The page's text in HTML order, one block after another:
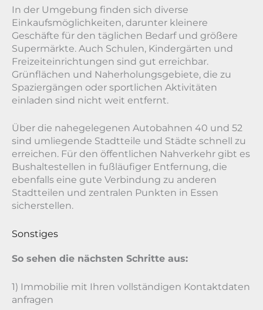
In der Umgebung finden sich diverse
Einkaufsmöglichkeiten, darunter kleinere
Geschäfte für den täglichen Bedarf und größere
Supermärkte. Auch Schulen, Kindergärten und
Freizeiteinrichtungen sind gut erreichbar.
Grünflächen und Naherholungsgebiete, die zu
Spaziergängen oder sportlichen Aktivitäten
einladen sind nicht weit entfernt.
Über die nahegelegenen Autobahnen 40 und 52
sind umliegende Stadtteile und Städte schnell zu
erreichen. Für den öffentlichen Nahverkehr gibt es
Bushaltestellen in fußläufiger Entfernung, die
ebenfalls eine gute Verbindung zu anderen
Stadtteilen und zentralen Punkten in Essen
sicherstellen.
Sonstiges
So sehen die nächsten Schritte aus:
1) Immobilie mit Ihren vollständigen Kontaktdaten
anfragen